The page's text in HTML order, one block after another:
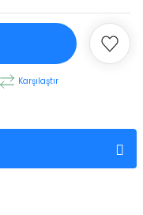
Karşılaştır